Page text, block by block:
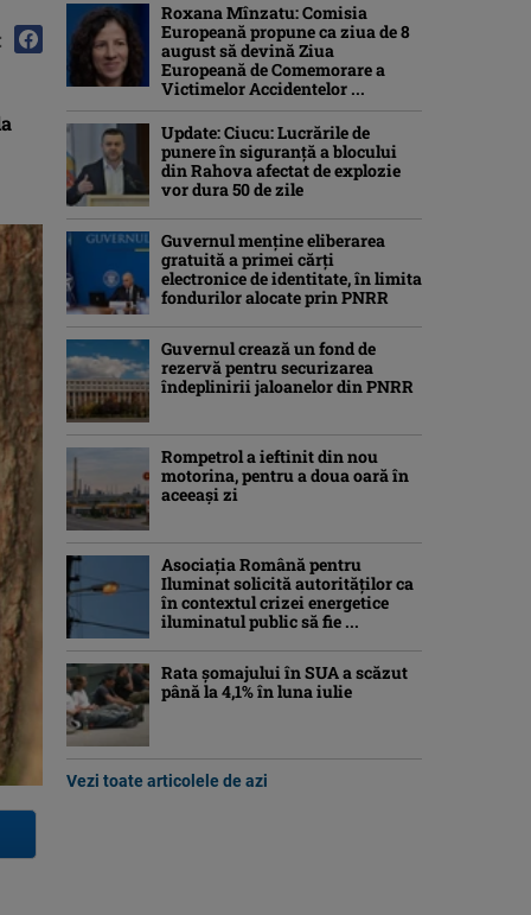
Roxana Mînzatu: Comisia
Europeană propune ca ziua de 8
august să devină Ziua
Europeană de Comemorare a
Victimelor Accidentelor ...
Update: Ciucu: Lucrările de
punere în siguranță a blocului
din Rahova afectat de explozie
vor dura 50 de zile
Guvernul menține eliberarea
gratuită a primei cărţi
electronice de identitate, în limita
fondurilor alocate prin PNRR
Guvernul crează un fond de
rezervă pentru securizarea
îndeplinirii jaloanelor din PNRR
Rompetrol a ieftinit din nou
motorina, pentru a doua oară în
aceeași zi
Asociaţia Română pentru
Iluminat solicită autorităților ca
în contextul crizei energetice
iluminatul public să fie ...
Rata șomajului în SUA a scăzut
până la 4,1% în luna iulie
Vezi toate articolele de azi